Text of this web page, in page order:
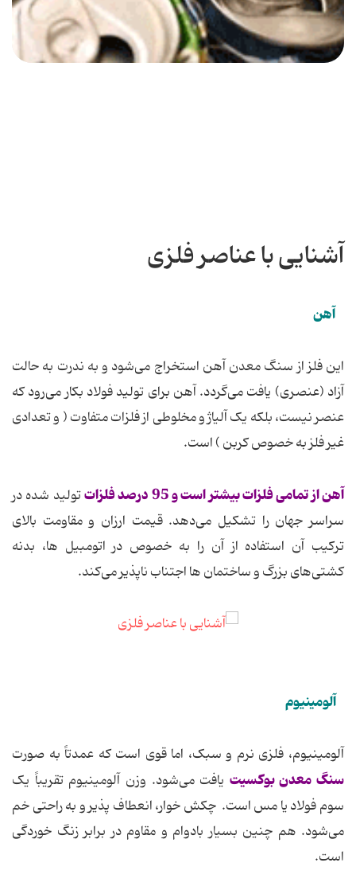
آشنایی با عناصر فلزی
آهن
این فلز از سنگ معدن آهن استخراج می‌شود و به ‌ندرت به حالت
آزاد (عنصری) یافت می‌گردد. آهن برای تولید فولاد بکار می‌رود که
عنصر نیست، بلکه یک آلیاژ و مخلوطی از فلزات متفاوت ( و تعدادی
غیر فلز به خصوص کربن ) است.
آهن از تمامی فلزات بیشتر است و 95 درصد فلزات
تولید شده در
سراسر جهان را تشکیل می‌دهد. قیمت ارزان و مقاومت بالای
ترکیب آن استفاده از آن را به خصوص در اتومبیل ها، بدنه
کشتی‌های بزرگ و ساختمان ها اجتناب ناپذیر می‌کند.
آلومینیوم
آلومینیوم، فلزی نرم و سبک، اما قوی است که عمدتاً به صورت
سنگ معدن بوکسیت یافت می‌شود. وزن آلومینیوم تقریباً یک
سوم فولاد یا مس است. چکش خوار، انعطاف پذیر و به راحتی خم
می‌شود. هم چنین بسیار بادوام و مقاوم در برابر زنگ خوردگی
است.